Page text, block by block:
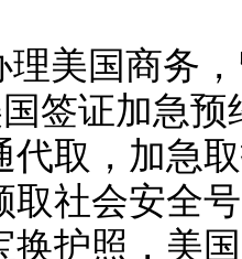
理美国商务
签证加急预
代取，加急
取社会安全
换护照，美